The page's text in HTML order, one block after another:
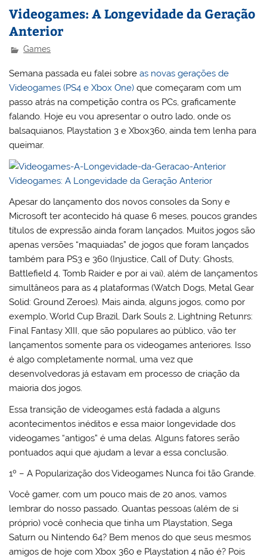
Videogames: A Longevidade da Geração
Anterior
Games
Semana passada eu falei sobreas novas gerações de
Videogames (PS4 e Xbox One) que começaram com um
passo atrás na competição contra os PCs, graficamente
falando. Hoje eu vou apresentar o outro lado, onde os
balsaquianos, Playstation 3 e Xbox360, ainda tem lenha para
queimar.
Apesar do lançamento dos novos consoles da Sony e
Microsoft ter acontecido há quase 6 meses, poucos grandes
títulos de expressão ainda foram lançados. Muitos jogos são
apenas versões “maquiadas” de jogos que foram lançados
também para PS3 e 360 (Injustice, Call of Duty: Ghosts,
Battlefield 4, Tomb Raider e por ai vai), além de lançamentos
simultâneos para as 4 plataformas (Watch Dogs, Metal Gear
Solid: Ground Zeroes). Mais ainda, alguns jogos, como por
exemplo, World Cup Brazil, Dark Souls 2, Lightning Retunrs:
Final Fantasy XIII, que são populares ao público, vão ter
lançamentos somente para os videogames anteriores. Isso
é algo completamente normal, uma vez que
desenvolvedoras já estavam em processo de criação da
maioria dos jogos.
Essa transição de videogames está fadada a alguns
acontecimentos inéditos e essa maior longevidade dos
videogames “antigos” é uma delas. Alguns fatores serão
pontuados aqui que ajudam a levar a essa conclusão.
1º – A Popularização dos Videogames Nunca foi tão Grande.
Você gamer, com um pouco mais de 20 anos, vamos
lembrar do nosso passado. Quantas pessoas (além de si
próprio) você conhecia que tinha um Playstation, Sega
Saturn ou Nintendo 64? Bem menos do que seus mesmos
amigos de hoje com Xbox 360 e Playstation 4 não é? Pois